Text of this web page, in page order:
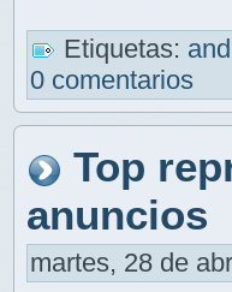
Etiquetas:
0 comentarios
Top
anuncios
martes, 28 de